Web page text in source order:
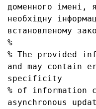
доменного імені,
необхідну
встановленому
%
% The provided
and may contain
specificity
% of information
asynchronous